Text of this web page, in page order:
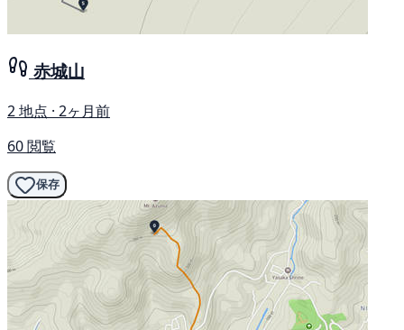
赤城山
2 地点 · 2ヶ月前
60 閲覧
保存